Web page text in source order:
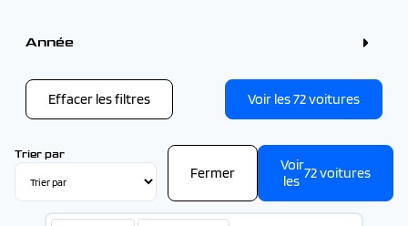
Noir (9)
Gris (7)
Blanc (4)
Vert (2)
Année
Effacer les filtres Voir les72voitures
Trier par
Fermer
Voir
les 72voitures